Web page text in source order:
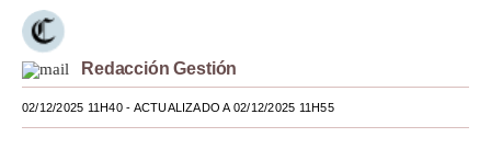
Viajes
Moda
Estilos
Redacción Gestión
02/12/2025 11H40- ACTUALIZADO A 02/12/2025 11H55